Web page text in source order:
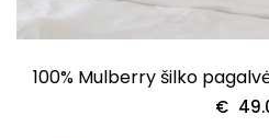
100% Mulberry šilko
€